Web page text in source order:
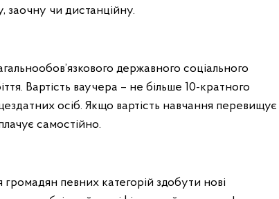
заочну чи дистанційну.
державного соціального
Вартість ваучера – не більше 10-кратного
осіб. Якщо вартість навчання перевищує
самостійно.
певних категорій здобути нові